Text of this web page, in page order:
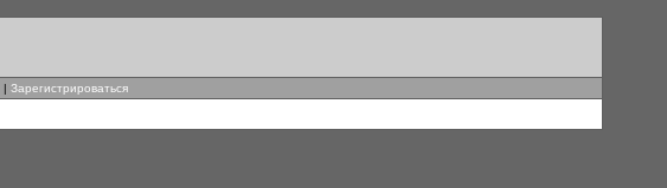
| Зарегистрироваться